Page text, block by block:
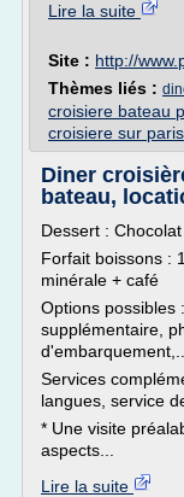
Lire la suite
Site : http://
Thèmes liés :
croisiere bateau
croisiere sur paris
Diner
bateau,
Dessert : Chocolat
Forfait boissons :
minérale + café
Options possibles
supplémentaire,
d'embarquement,...
Services
langues, service
* Une visite
aspects...
Lire la suite